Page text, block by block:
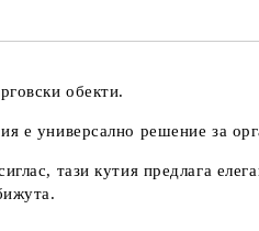
обекти.
е универсално решение за
тази кутия предлага